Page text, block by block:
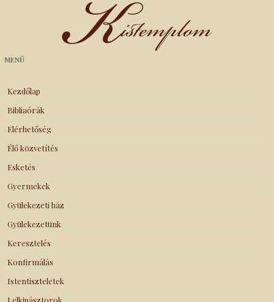
Kistemplom
MENÜ
Kezdőlap
Bibliaórák
Elérhetőség
Élő közvetítés
Esketés
Gyermekek
Gyülekezeti ház
Gyülekezetünk
Keresztelés
Konfirmálás
Istentiszteletek
Lelkipásztorok